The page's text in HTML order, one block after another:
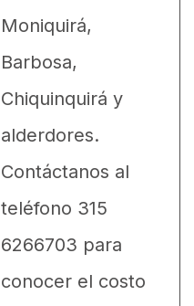
Moniquirá,
Barbosa,
Chiquinquirá y
alderdores.
Contáctanos al
teléfono 315
6266703 para
conocer el costo